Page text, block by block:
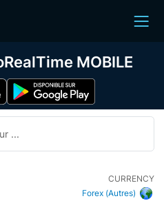
...
CURRENCY
Forex (Autres)
MOBILE